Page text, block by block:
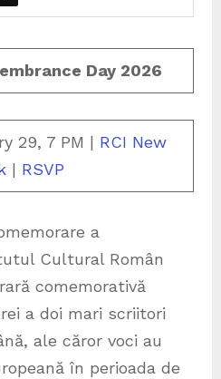
Day 2026
29, 7 PM | RCI New
| RSVP
a
Cultural Român
comemorativă
a doi mari scriitori
ale căror voci au
în perioada de